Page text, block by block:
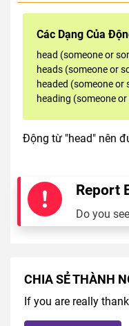
Các Dạng Của
head (someone or
heads (someone or
headed (someone
heading (someone
Động từ "head" nên
Report
Do you
CHIA SẺ THÀNH
If you are really